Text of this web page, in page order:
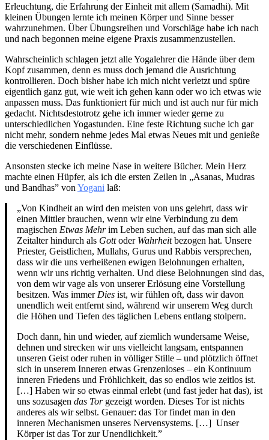
Erleuchtung, die Erfahrung der Einheit mit allem (Samadhi). Mit
kleinen Übungen lernte ich meinen Körper und Sinne besser
wahrzunehmen. Über Übungsreihen und Vorschläge habe ich nach
und nach begonnen meine eigene Praxis zusammenzustellen.
Wahrscheinlich schlagen jetzt alle Yogalehrer die Hände über dem
Kopf zusammen, denn es muss doch jemand die Ausrichtung
kontrollieren. Doch bisher habe ich mich nicht verletzt und spüre
eigentlich ganz gut, wie weit ich gehen kann oder wo ich etwas wie
anpassen muss. Das funktioniert für mich und ist auch nur für mich
gedacht. Nichtsdestotrotz gehe ich immer wieder gerne zu
unterschiedlichen Yogastunden. Eine feste Richtung suche ich gar
nicht mehr, sondern nehme jedes Mal etwas Neues mit und genieße
die verschiedenen Einflüsse.
Ansonsten stecke ich meine Nase in weitere Bücher. Mein Herz
machte einen Hüpfer, als ich die ersten Zeilen in „Asanas, Mudras
und Bandhas” vonYogani laß:
„Von Kindheit an wird den meisten von uns gelehrt, dass wir
einen Mittler brauchen, wenn wir eine Verbindung zu dem
magischen Etwas Mehrim Leben suchen, auf das man sich alle
Zeitalter hindurch als Gottoder Wahrheitbezogen hat. Unsere
Priester, Geistlichen, Mullahs, Gurus und Rabbis versprechen,
dass wir die uns verheißenen ewigen Belohnungen erhalten,
wenn wir uns richtig verhalten. Und diese Belohnungen sind das,
von dem wir vage als von unserer Erlösung eine Vorstellung
besitzen. Was immerDies ist, wir fühlen oft, dass wir davon
unendlich weit entfernt sind, während wir unserem Weg durch
die Höhen und Tiefen des täglichen Lebens entlang stolpern.
Doch dann, hin und wieder, auf ziemlich wundersame Weise,
dehnen und strecken wir uns vielleicht langsam, entspannen
unseren Geist oder ruhen in völliger Stille – und plötzlich öffnet
sich in unserem Inneren etwas Grenzenloses – ein Kontinuum
inneren Friedens und Fröhlichkeit, das so endlos wie zeitlos ist.
[…] Haben wir so etwas einmal erlebt (und fast jeder hat das), ist
uns sozusagen das Torgezeigt worden. Dieses Tor ist nichts
anderes als wir selbst. Genauer: das Tor findet man in den
inneren Mechanismen unseres Nervensystems. […] Unser
Körper ist das Tor zur Unendlichkeit.”